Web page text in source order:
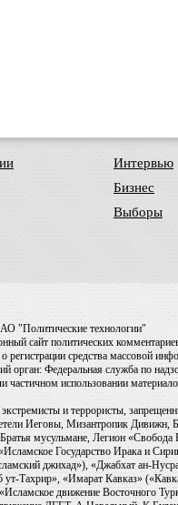
Интервью
Бизнес
Выборы
"Политические технологии"
сайт политических
о регистрации средства массовой
орган: Федеральная служба по
частичном использовании
и террористы,
Иеговы, Мизантропик Дивижн,
мусульмане, Легион «Свобода
Государство Ирака и
джихад»), «Джабхат ан-
ут-Тахрир», «Имарат Кавказ»
«Исламское движение Восточного